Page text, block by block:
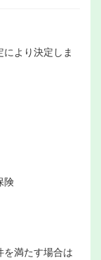
より決定しま
険
満たす場合は